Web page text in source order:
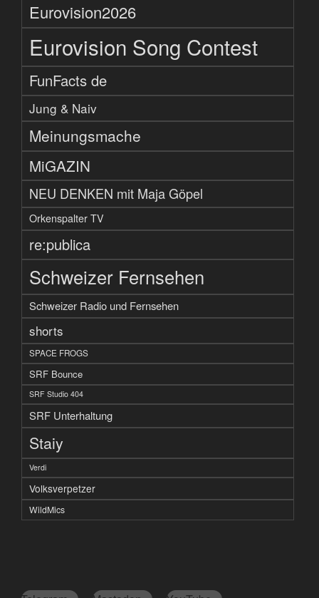
Eurovision2026
Eurovision Song Contest
FunFacts de
Jung & Naiv
Meinungsmache
MiGAZIN
NEU DENKEN mit Maja Göpel
Orkenspalter TV
re:publica
Schweizer Fernsehen
Schweizer Radio und Fernsehen
shorts
SPACE FROGS
SRF Bounce
SRF Studio 404
SRF Unterhaltung
Staiy
Verdi
Volksverpetzer
WildMics